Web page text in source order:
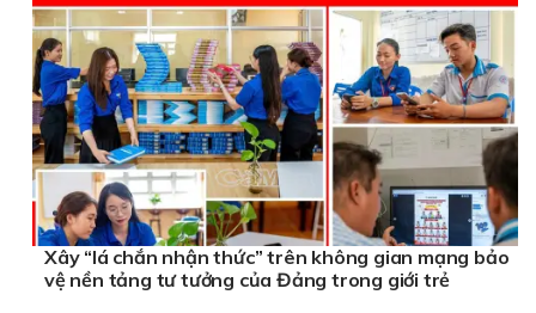
Xây “lá chắn nhận thức” trên không gian mạng bảo
vệ nền tảng tư tưởng của Đảng trong giới trẻ